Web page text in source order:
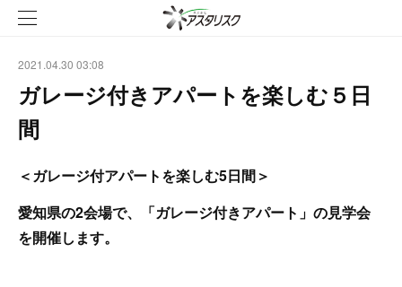
2021.04.30 03:08
ガレージ付きアパートを楽しむ５日
間
＜ガレージ付アパートを楽しむ5日間＞
愛知県の2会場で、「ガレージ付きアパート」の見学会
を開催します。